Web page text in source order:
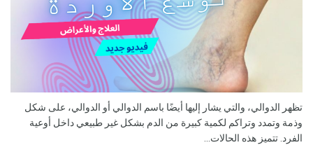
تظهر الدوالي، والتي يشار إليها أيضًا باسم الدوالي أو الدوالي، على شكل
وذمة وتمدد وتراكم لكمية كبيرة من الدم بشكل غير طبيعي داخل أوعية
الفرد. تتميز هذه الحالات...